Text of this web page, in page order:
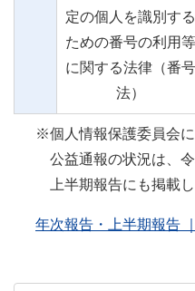
定の個人を識別する
ための番号の利用等
に関する法律（番号
法）
※個人情報保護委員会
公益通報の状況は、
上半期報告にも掲載
年次報告・上半期報告